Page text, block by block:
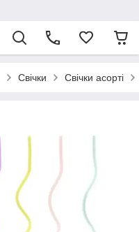
Свічки Свічки асорті